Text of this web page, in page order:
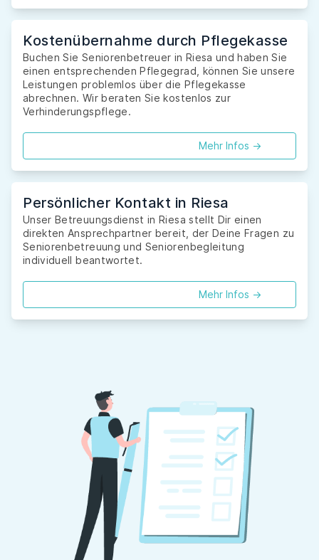
Kostenübernahme durch Pflegekasse
Buchen Sie Seniorenbetreuer in Riesa und haben Sie
einen entsprechenden Pflegegrad, können Sie unsere
Leistungen problemlos über die Pflegekasse
abrechnen. Wir beraten Sie kostenlos zur
Verhinderungspflege.
Mehr Infos ->
Persönlicher Kontakt in Riesa
Unser Betreuungsdienst in Riesa stellt Dir einen
direkten Ansprechpartner bereit, der Deine Fragen zu
Seniorenbetreuung und Seniorenbegleitung
individuell beantwortet.
Mehr Infos ->